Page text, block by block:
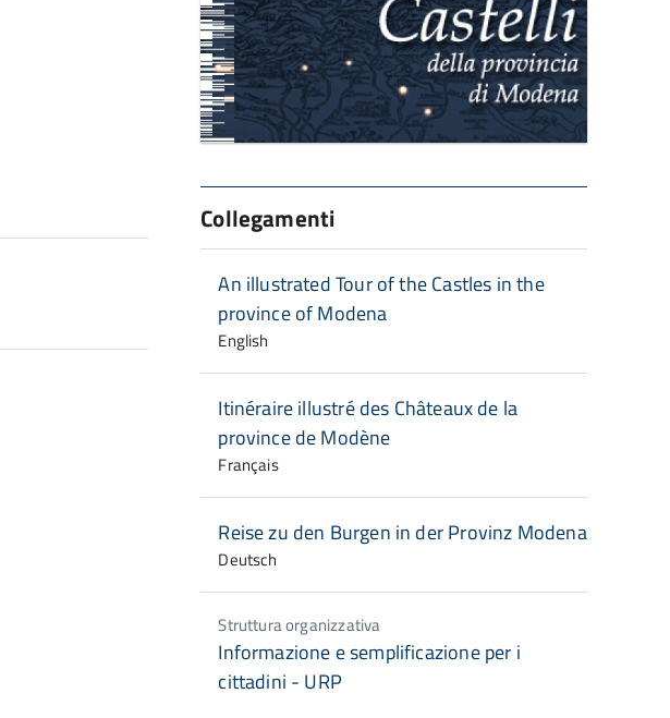
Collegamenti
An illustrated Tour of the Castles in the
province of Modena
English
Itinéraire illustré des Châteaux de la
province de Modène
Français
Reise zu den Burgen in der Provinz Modena
Deutsch
Struttura organizzativa
Informazione e semplificazione per i
cittadini - URP